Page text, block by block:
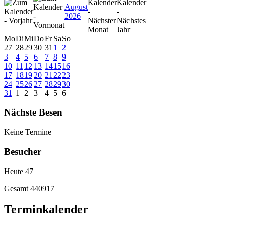
August
2026
MoDiMiDoFr SaSo
27 282930 31 1
2
3
4 5 6 7 8 9
10 11 12 13 141516
17 1819 20 21 2223
24 2526 27 282930
31
1 2 3 4 5 6
Nächste Besen
Keine Termine
Besucher
Heute 47
Gesamt 440917
Terminkalender